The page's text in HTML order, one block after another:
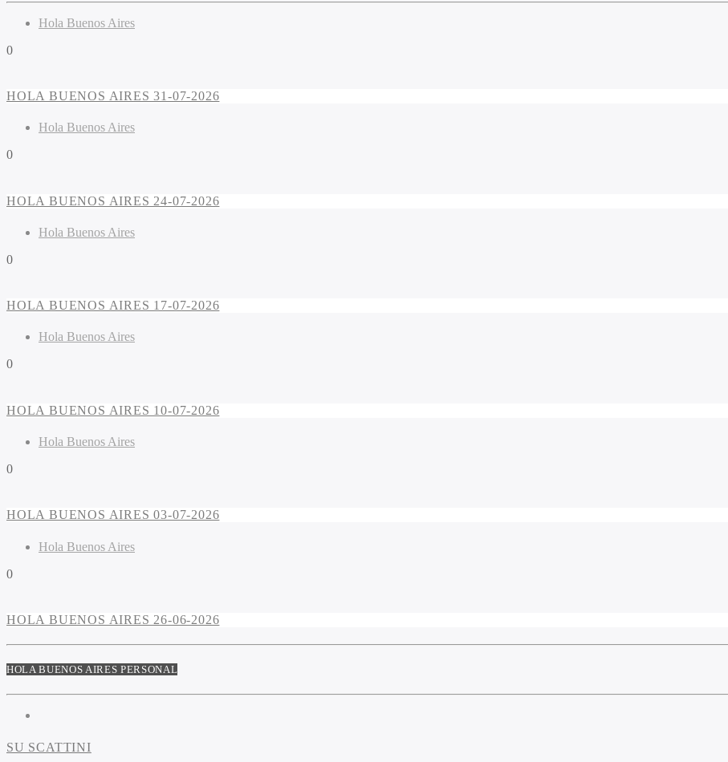
Hola Buenos Aires
0
HOLA BUENOS AIRES 31-07-2026
Hola Buenos Aires
0
HOLA BUENOS AIRES 24-07-2026
Hola Buenos Aires
0
HOLA BUENOS AIRES 17-07-2026
Hola Buenos Aires
0
HOLA BUENOS AIRES 10-07-2026
Hola Buenos Aires
0
HOLA BUENOS AIRES 03-07-2026
Hola Buenos Aires
0
HOLA BUENOS AIRES 26-06-2026
HOLA BUENOS AIRES PERSONAL
SU SCATTINI